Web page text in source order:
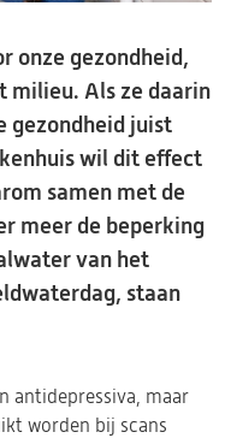
onze gezondheid,
milieu. Als ze daarin
gezondheid juist
wil dit effect
samen met de
meer de beperking
van het
staan
antidepressiva, maar
worden bij scans